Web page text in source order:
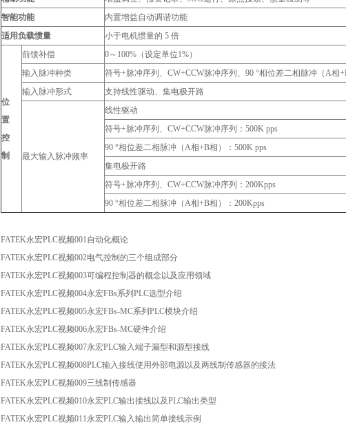
智能功能
内置增益自动调谐功能
适用负载惯量
小于电机惯量的 5 倍
位
置
控
制
前馈补偿
0～100%（设定单位1%）
输入脉冲种类
符号+脉冲序列、CW+CCW脉冲序列、90 °相位差二相脉冲（A相
输入脉冲形式
支持线性驱动、集电极开路
最大输入脉冲频率
线性驱动
符号+脉冲序列、CW+CCW脉冲序列：500K pps
90 °相位差二相脉冲（A相+B相）：500K pps
集电极开路
符号+脉冲序列、CW+CCW脉冲序列：200Kpps
90 °相位差二相脉冲（A相+B相）：200Kpps
FATEK永宏PLC视频001自动化概论
FATEK永宏PLC视频002电气控制的三个组成部分
FATEK永宏PLC视频003可编程控制器的概念以及应用领域
FATEK永宏PLC视频004永宏FBs系列PLC选型介绍
FATEK永宏PLC视频005永宏FBs-MC系列PLC模块介绍
FATEK永宏PLC视频006永宏FBs-MC硬件介绍
FATEK永宏PLC视频007永宏PLC输入端子漏型和源型接线
FATEK永宏PLC视频008PLC输入接线使用外部电源以及两线制传感器的接法
FATEK永宏PLC视频009三线制传感器
FATEK永宏PLC视频010永宏PLC输出接线以及PLC输出类型
FATEK永宏PLC视频011永宏PLC输入输出简单接线示例